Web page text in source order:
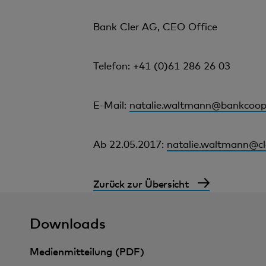
Bank Cler AG, CEO Office
Telefon: +41 (0)61 286 26 03
E-Mail:
Ab 22.05.2017:
Zurück zur Übersicht
Downloads
Medienmitteilung (PDF)